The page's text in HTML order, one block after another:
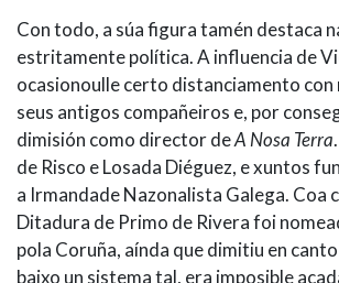
Con todo, a súa figura tamén destaca
estritamente política. A influencia de
ocasionoulle certo distanciamento con
seus antigos compañeiros e, por
dimisión como director deA Nosa Terra
de Risco e Losada Diéguez, e xuntos
a Irmandade Nazonalista Galega. Coa
Ditadura de Primo de Rivera foi
pola Coruña, aínda que dimitiu en
baixo un sistema tal, era imposible